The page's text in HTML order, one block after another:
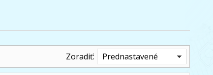
Zoradiť: Prednastavené